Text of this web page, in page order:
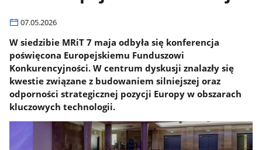
07.05.2026
W siedzibie MRiT 7 maja odbyła się konferencja
poświęcona Europejskiemu Funduszowi
Konkurencyjności. W centrum dyskusji znalazły się
kwestie związane z budowaniem silniejszej oraz
odporności strategicznej pozycji Europy w obszarach
kluczowych technologii.